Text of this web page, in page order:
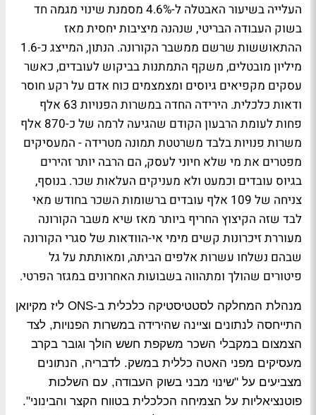
העלייה בשיעור האבטלה ל-4.6% מסמנת שינוי מגמה חד
בשוק העבודה הבריטי, שנהנה מיציבות יחסית מאז
ההתאוששות שרשם ממשבר הקורונה. הנתון, המייצג כ-1.6
מיליון מובטלים, משקף התמתנות בביקוש לעובדים, כאשר
עסקים מקפיאים גיוסים ומצמצמים כוח אדם על רקע חוסר
ודאות כלכלית. הירידה החדה במשרות הפנויות 63 אלף
פחות לעומת הרבעון הקודם שהגיעה לרמה של כ-870 אלף
משרות פנויות בלבד משרטטת תמונה מטרידה - המעסיקים
מפטרים את מי שלא חיוני לעסק, הם הרבה יותר זהירים
בגיוס עובדים וכמעט ולא מעניקים העלאות שכר. בנוסף,
צניחה של 109 אלף עובדים ברשומות השכר בחודש מאי
לבד שזה הקיצוץ החריף ביותר מאז שיא משבר הקורונה
מעוררת זיכרונות קשים מימי אי-הוודאות של סגרי הקורונה
שבהם נשלחו עשרות אלפים הביתה, ומאותתת על גל
פיטורים שהולך ומתהווה בשבועות האחרונים במגזר הפרטי.
מנהלת המחלקה לסטטיסטיקה כלכלית ב-ONS ליז מקיואן
התייחסה לנתונים וציינה שהירידה במשרות הפנויות, לצד
הצמצום במקבלי השכר משקפת חשש הולך וגובר בקרב
מעסיקים מפני האטה כללית במשק. לדבריה, הנתונים
מצביעים על "שינוי מבני בשוק העבודה, עם השלכות
פוטנציאליות על הצמיחה הכלכלית בטווח הקצר והבינוני".